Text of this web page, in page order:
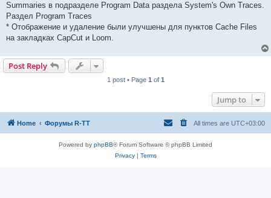
Summaries в подразделе Program Data раздела System's Own Traces.
Раздел Program Traces
* Отображение и удаление были улучшены для пунктов Cache Files
на закладках CapCut и Loom.
Post Reply
1 post • Page 1 of 1
Jump to
Home Форумы R-TT All times are UTC+03:00
Powered by phpBB® Forum Software © phpBB Limited
Privacy| Terms